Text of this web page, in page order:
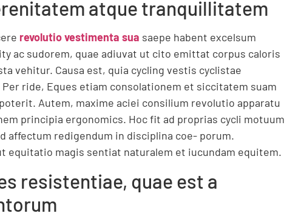
atque tranquillitatem
revolutio vestimenta sua saepe habent excelsum
ac sudorem, quae adiuvat ut cito emittat corpus caloris
vehitur. Causa est, quia cycling vestis cyclistae
ride, Eques etiam consolationem et siccitatem suam
Autem, maxime aciei consilium revolutio apparatu
principia ergonomics. Hoc fit ad proprias cycli motuum
affectum redigendum in disciplina coe- porum.
equitatio magis sentiat naturalem et iucundam equitem.
resistentiae, quae est a